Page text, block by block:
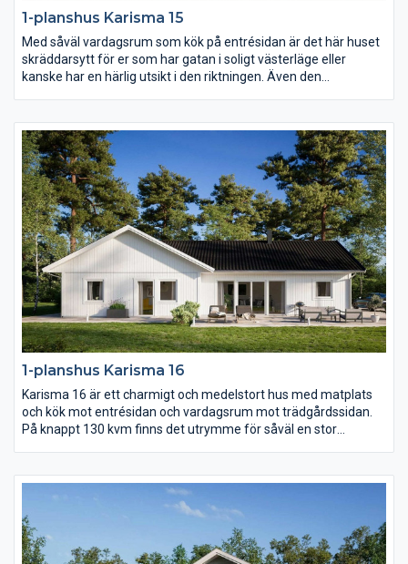
1-planshus Karisma 15
Med såväl vardagsrum som kök på entrésidan är det här huset
skräddarsytt för er som har gatan i soligt västerläge eller
kanske har en härlig utsikt i den riktningen. Även den
hållet. I övrigt har Karisma 15 en härlig öppen och ljusberikande
planlösning.
1-planshus Karisma 16
Karisma 16 är ett charmigt och medelstort hus med matplats
och kök mot entrésidan och vardagsrum mot trädgårdssidan.
På knappt 130 kvm finns det utrymme för såväl en stor
ryggåstak.